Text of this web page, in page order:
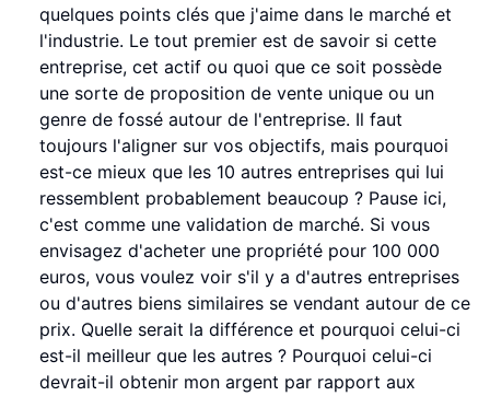
quelques points clés que j'aime dans le marché et
l'industrie. Le tout premier est de savoir si cette
entreprise, cet actif ou quoi que ce soit possède
une sorte de proposition de vente unique ou un
genre de fossé autour de l'entreprise. Il faut
toujours l'aligner sur vos objectifs, mais pourquoi
est-ce mieux que les 10 autres entreprises qui lui
ressemblent probablement beaucoup ? Pause ici,
c'est comme une validation de marché. Si vous
envisagez d'acheter une propriété pour 100 000
euros, vous voulez voir s'il y a d'autres entreprises
ou d'autres biens similaires se vendant autour de ce
prix. Quelle serait la différence et pourquoi celui-ci
est-il meilleur que les autres ? Pourquoi celui-ci
devrait-il obtenir mon argent par rapport aux